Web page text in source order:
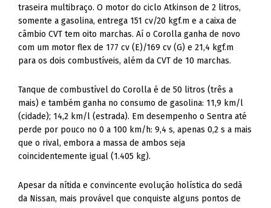
traseira multibraço. O motor do ciclo Atkinson de 2 litros,
somente a gasolina, entrega 151 cv/20 kgf.m e a caixa de
câmbio CVT tem oito marchas. Aí o Corolla ganha de novo
com um motor flex de 177 cv (E)/169 cv (G) e 21,4 kgf.m
para os dois combustíveis, além da CVT de 10 marchas.
Tanque de combustível do Corolla é de 50 litros (três a
mais) e também ganha no consumo de gasolina: 11,9 km/l
(cidade); 14,2 km/l (estrada). Em desempenho o Sentra até
perde por pouco no 0 a 100 km/h: 9,4 s, apenas 0,2 s a mais
que o rival, embora a massa de ambos seja
coincidentemente igual (1.405 kg).
Apesar da nítida e convincente evolução holística do sedã
da Nissan, mais provável que conquiste alguns pontos de